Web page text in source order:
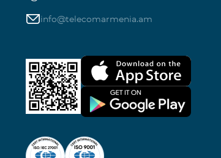
info@telecomarmenia.am